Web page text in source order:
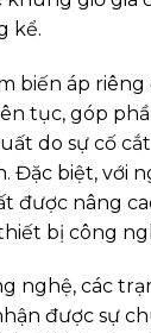
kể.
biến áp
tục, góp
do sự cố
Đặc biệt, với
được nâng
bị công
nghệ, các
được sự